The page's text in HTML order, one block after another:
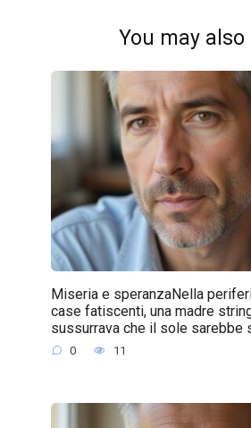
You may also
Miseria e speranzaNella
case fatiscenti, una madre
sussurrava che il sole sarebbe
0 11